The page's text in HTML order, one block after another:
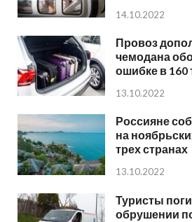
14.10.2022
Провоз
чемодана
ошибке в 160
13.10.2022
Россияне
на
трех странах
13.10.2022
Туристы
обрушении